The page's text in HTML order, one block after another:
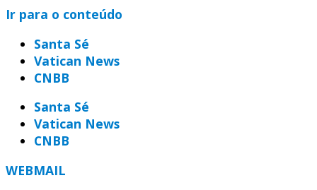
Ir para o conteúdo
Santa Sé
Vatican News
CNBB
Santa Sé
Vatican News
CNBB
WEBMAIL